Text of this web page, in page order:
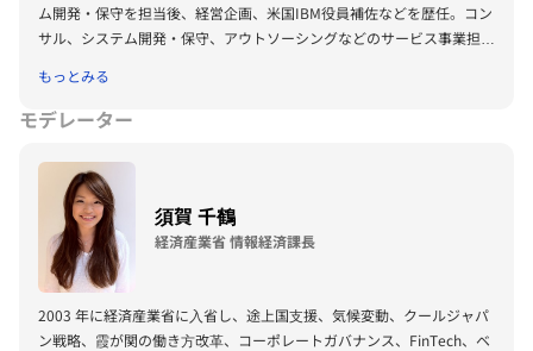
ム開発・保守を担当後、経営企画、米国IBM役員補佐などを歴任。コン
サル、システム開発・保守、アウトソーシングなどのサービス事業担当
ーバルな戦略立案と実行にも関わる。一般社団法人 企業アクセシビリ
ティ・コンソーシアム(ACE)代表理事、東京都立産業技術大学院大学 運
政制度等審議会委員等も務める。26年1月経済同友会代表幹事就任。
もっとみる
モデレーター
須賀 千鶴
経済産業省 情報経済課長
2003 年に経済産業省に⼊省し、途上国⽀援、気候変動、クールジャパ
ン戦略、霞が関の働き⽅改⾰、コーポレートガバナンス、FinTech、ベ